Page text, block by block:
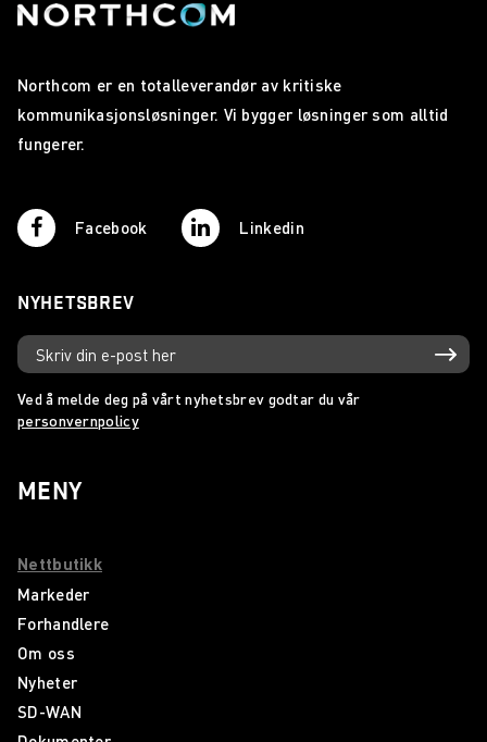
Northcom er en totalleverandør av kritiske
kommunikasjonsløsninger. Vi bygger løsninger som alltid
fungerer.
Facebook Linkedin
NYHETSBREV
Ved å melde deg på vårt nyhetsbrev godtar du vår
personvernpolicy
MENY
Nettbutikk
Markeder
Forhandlere
Om oss
Nyheter
SD-WAN